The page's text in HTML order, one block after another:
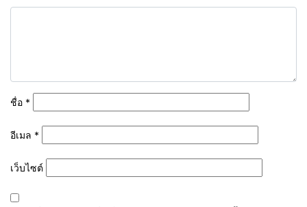
ชื่อ *
อีเมล *
เว็บไซต์